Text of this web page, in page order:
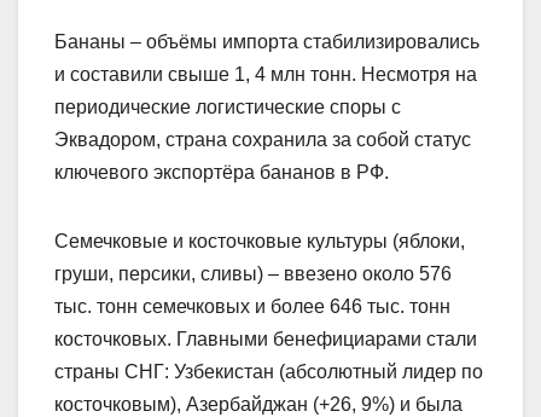
Бананы – объёмы импорта стабилизировались
и составили свыше 1, 4 млн тонн. Несмотря на
периодические логистические споры с
Эквадором, страна сохранила за собой статус
ключевого экспортёра бананов в РФ.
Семечковые и косточковые культуры (яблоки,
груши, персики, сливы) – ввезено около 576
тыс. тонн семечковых и более 646 тыс. тонн
косточковых. Главными бенефициарами стали
страны СНГ: Узбекистан (абсолютный лидер по
косточковым), Азербайджан (+26, 9%) и была